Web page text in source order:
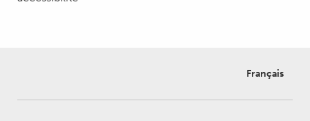
Français